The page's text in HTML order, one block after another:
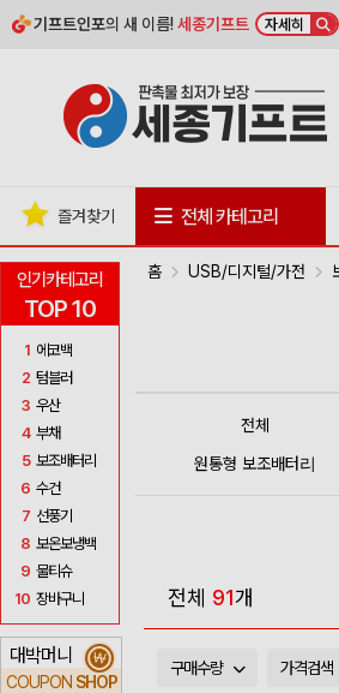
기프트인포의 새 이름!세종기프트 자세히
인기카테고리
TOP 10
1 에코백
2 텀블러
3 우산
4 부채
5 보조배터리
6 수건
7 선풍기
8 보온보냉백
9 물티슈
10 장바구니
대박머니
COUPON SHOP
₩
즐겨찾기 전체 카테고리
홈 USB/디지털/가전
전체
원통형 보조배터리
전체 91개
구매수량 가격검색